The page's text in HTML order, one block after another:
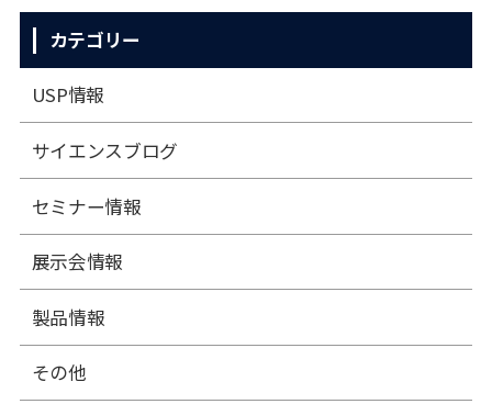
カテゴリー
USP情報
サイエンスブログ
セミナー情報
展⽰会情報
製品情報
その他